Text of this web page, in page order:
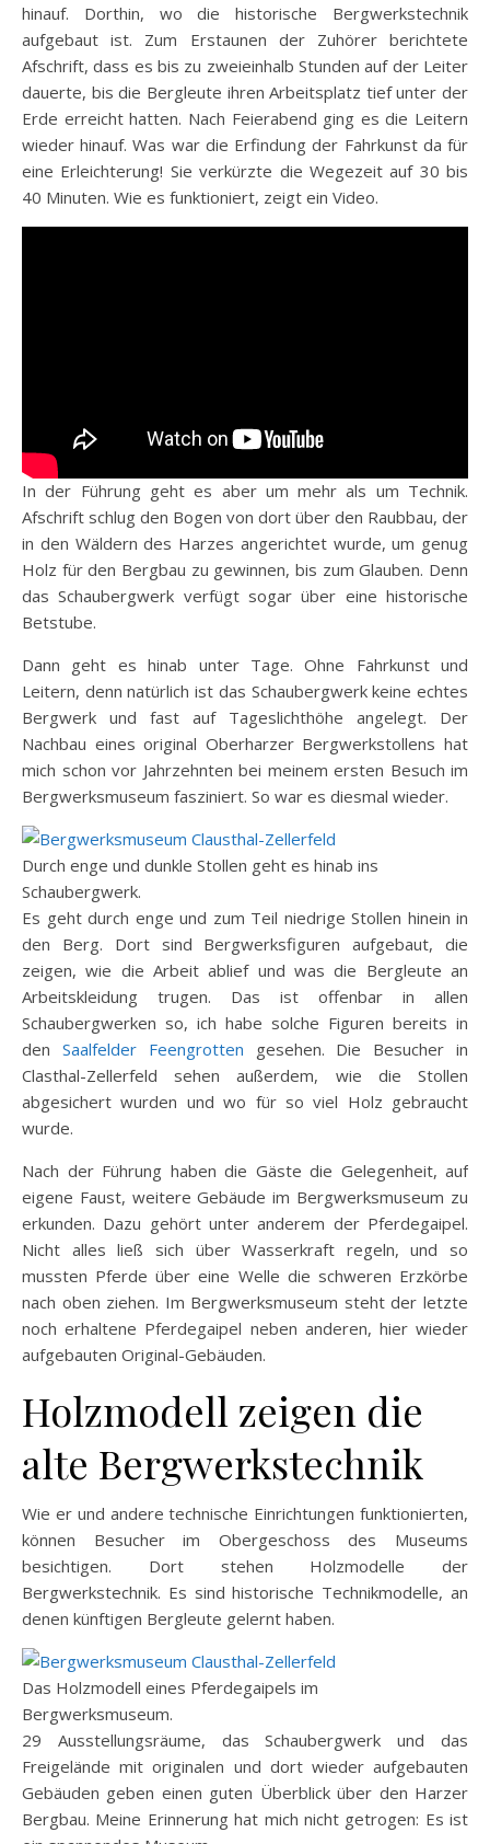
hinauf. Dorthin, wo die historische Bergwerkstechnik
aufgebaut ist. Zum Erstaunen der Zuhörer berichtete
Afschrift, dass es bis zu zweieinhalb Stunden auf der Leiter
dauerte, bis die Bergleute ihren Arbeitsplatz tief unter der
Erde erreicht hatten. Nach Feierabend ging es die Leitern
wieder hinauf. Was war die Erfindung der Fahrkunst da für
eine Erleichterung! Sie verkürzte die Wegezeit auf 30 bis
40 Minuten. Wie es funktioniert, zeigt ein Video.
In der Führung geht es aber um mehr als um Technik.
Afschrift schlug den Bogen von dort über den Raubbau, der
in den Wäldern des Harzes angerichtet wurde, um genug
Holz für den Bergbau zu gewinnen, bis zum Glauben. Denn
das Schaubergwerk verfügt sogar über eine historische
Betstube.
Dann geht es hinab unter Tage. Ohne Fahrkunst und
Leitern, denn natürlich ist das Schaubergwerk keine echtes
Bergwerk und fast auf Tageslichthöhe angelegt. Der
Nachbau eines original Oberharzer Bergwerkstollens hat
mich schon vor Jahrzehnten bei meinem ersten Besuch im
Bergwerksmuseum fasziniert. So war es diesmal wieder.
Durch enge und dunkle Stollen geht es hinab ins
Schaubergwerk.
Es geht durch enge und zum Teil niedrige Stollen hinein in
den Berg. Dort sind Bergwerksfiguren aufgebaut, die
zeigen, wie die Arbeit ablief und was die Bergleute an
Arbeitskleidung trugen. Das ist offenbar in allen
Schaubergwerken so, ich habe solche Figuren bereits in
den Saalfelder Feengrotten gesehen. Die Besucher in
Clasthal-Zellerfeld sehen außerdem, wie die Stollen
abgesichert wurden und wo für so viel Holz gebraucht
wurde.
Nach der Führung haben die Gäste die Gelegenheit, auf
eigene Faust, weitere Gebäude im Bergwerksmuseum zu
erkunden. Dazu gehört unter anderem der Pferdegaipel.
Nicht alles ließ sich über Wasserkraft regeln, und so
mussten Pferde über eine Welle die schweren Erzkörbe
nach oben ziehen. Im Bergwerksmuseum steht der letzte
noch erhaltene Pferdegaipel neben anderen, hier wieder
aufgebauten Original-Gebäuden.
Holzmodell zeigen die
alte Bergwerkstechnik
Wie er und andere technische Einrichtungen funktionierten,
können Besucher im Obergeschoss des Museums
besichtigen. Dort stehen Holzmodelle der
Bergwerkstechnik. Es sind historische Technikmodelle, an
denen künftigen Bergleute gelernt haben.
Das Holzmodell eines Pferdegaipels im
Bergwerksmuseum.
29 Ausstellungsräume, das Schaubergwerk und das
Freigelände mit originalen und dort wieder aufgebauten
Gebäuden geben einen guten Überblick über den Harzer
Bergbau. Meine Erinnerung hat mich nicht getrogen: Es ist